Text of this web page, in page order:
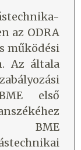
az ODRA
működési
Az általa
első
BME